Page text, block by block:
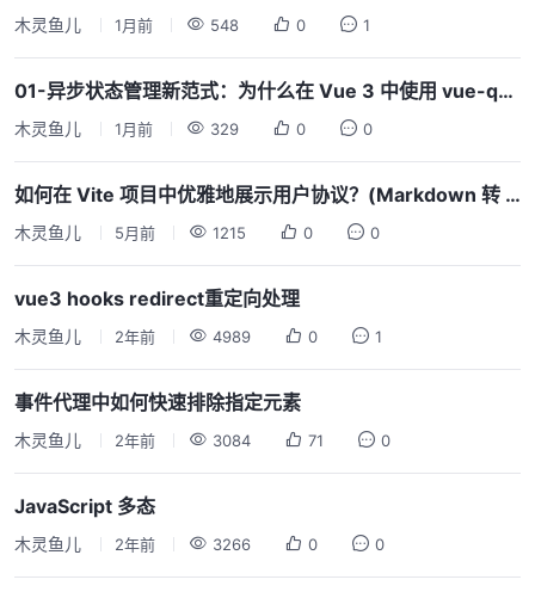
木灵鱼儿 1月前 548 0 1
01-异步状态管理新范式：为什么在 Vue 3 中使用 vue-query？
木灵鱼儿 1月前 329 0 0
如何在 Vite 项目中优雅地展示用户协议？(Markdown 转 Vue 组件方案)
木灵鱼儿 5月前 1215 0 0
vue3 hooks redirect重定向处理
木灵鱼儿 2年前 4989 0 1
事件代理中如何快速排除指定元素
木灵鱼儿 2年前 3084 71 0
JavaScript 多态
木灵鱼儿 2年前 3266 0 0